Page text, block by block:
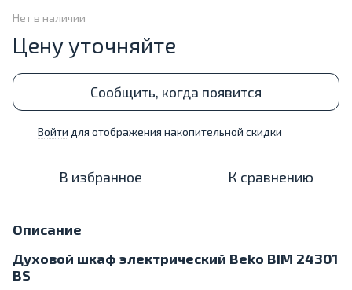
Нет в наличии
Цену уточняйте
Сообщить, когда появится
Войти для отображения накопительной скидки
В избранное К сравнению
Описание
Духовой шкаф электрический Beko BIM 24301
BS